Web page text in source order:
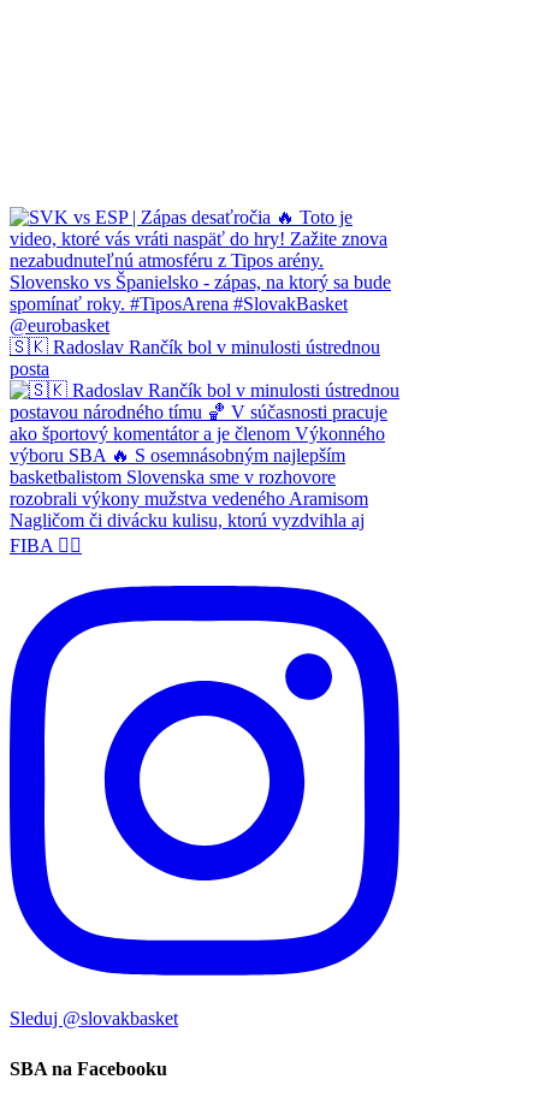
🇸🇰 Radoslav Rančík bol v minulosti ústrednou
posta
Sleduj @slovakbasket
SBA na Facebooku